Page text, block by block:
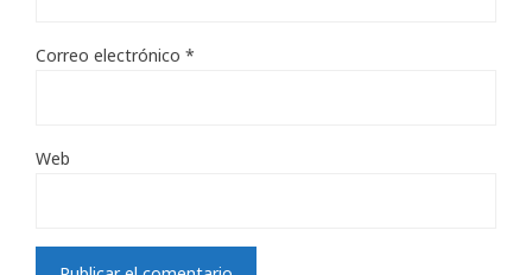
Correo electrónico *
Web